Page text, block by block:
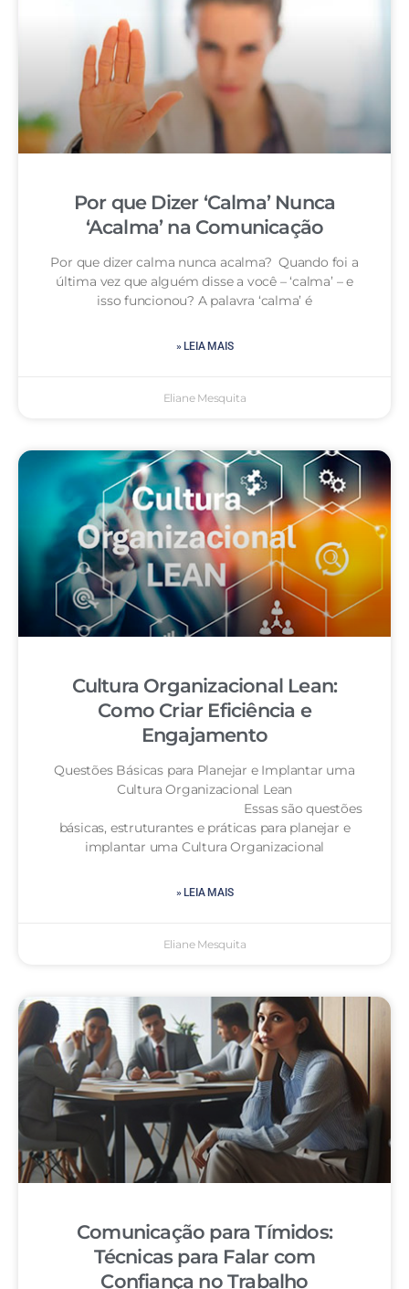
Por que Dizer ‘Calma’ Nunca
‘Acalma’ na Comunicação
Por que dizer calma nunca acalma? Quando foi a
última vez que alguém disse a você – ‘calma’ – e
isso funcionou? A palavra ‘calma’ é
» LEIA MAIS
Eliane Mesquita
Cultura Organizacional Lean:
Como Criar Eficiência e
Engajamento
Questões Básicas para Planejar e Implantar uma
Cultura Organizacional Lean
Essas são questões
básicas, estruturantes e práticas para planejar e
implantar uma Cultura Organizacional
» LEIA MAIS
Eliane Mesquita
Comunicação para Tímidos:
Técnicas para Falar com
Confiança no Trabalho